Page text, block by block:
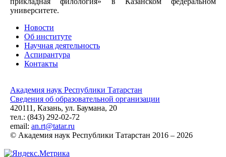
университете.
Новости
Об институте
Научная деятельность
Аспирантура
Контакты
Академия наук Республики Татарстан
Сведения об образовательной организации
420111, Казань, ул. Баумана, 20
тел.: (843) 292-02-72
email: an.rt@tatar.ru
© Академия наук Республики Татарстан 2016 – 2026